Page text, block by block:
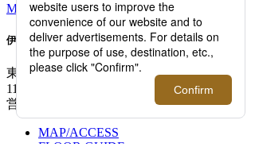
MORE RANKING
伊勢丹新宿店メンズ館
東京都新宿区新宿3-14-1 TEL: 03-3352-
1111
営業時間：午前10時～午後8時
MAP/ACCESS
FLOOR GUIDE >